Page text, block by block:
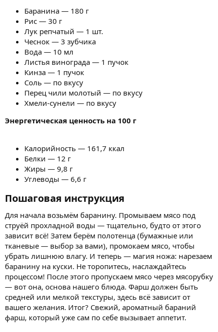
Баранина — 180 г
Рис — 30 г
Лук репчатый — 1 шт.
Чеснок — 3 зубчика
Вода — 10 мл
Листья винограда — 1 пучок
Кинза — 1 пучок
Соль — по вкусу
Перец чили молотый — по вкусу
Хмели-сунели — по вкусу
Энергетическая ценность на 100 г
Калорийность — 161,7 ккал
Белки — 12 г
Жиры — 9,8 г
Углеводы — 6,6 г
Пошаговая инструкция​
Для начала возьмём баранину. Промываем мясо под
струёй прохладной воды — тщательно, будто от этого
зависит всё! Затем берём полотенца (бумажные или
тканевые — выбор за вами), промокаем мясо, чтобы
убрать лишнюю влагу. И теперь — магия ножа: нарезаем
баранину на куски. Не торопитесь, наслаждайтесь
процессом! После этого пропускаем мясо через мясорубку
— вот она, основа нашего блюда. Фарш должен быть
средней или мелкой текстуры, здесь всё зависит от
вашего желания. Итог? Свежий, ароматный бараний
фарш, который уже сам по себе вызывает аппетит.